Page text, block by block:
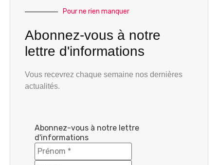
Pour ne rien manquer
Abonnez-vous à notre
lettre d'informations
Vous recevrez chaque semaine nos dernières
actualités.
Abonnez-vous à notre lettre
d'informations